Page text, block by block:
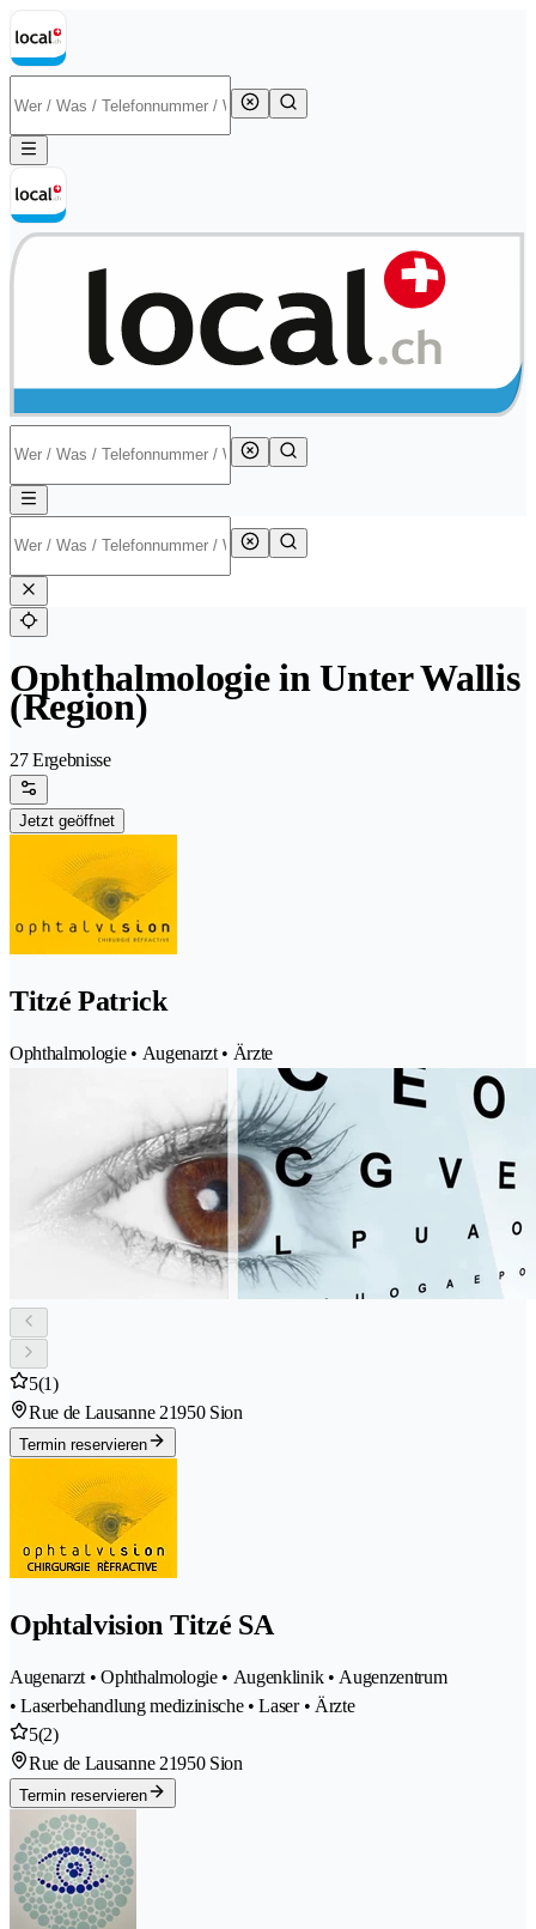
Ophthalmologie in Unter Wallis
(Region)
27 Ergebnisse
Jetzt geöffnet
Titzé Patrick
Ophthalmologie • Augenarzt • Ärzte
5(1)
Rue de Lausanne 21950 Sion
Termin reservieren
Ophtalvision Titzé SA
Augenarzt • Ophthalmologie • Augenklinik • Augenzentrum
• Laserbehandlung medizinische • Laser • Ärzte
5(2)
Rue de Lausanne 21950 Sion
Termin reservieren